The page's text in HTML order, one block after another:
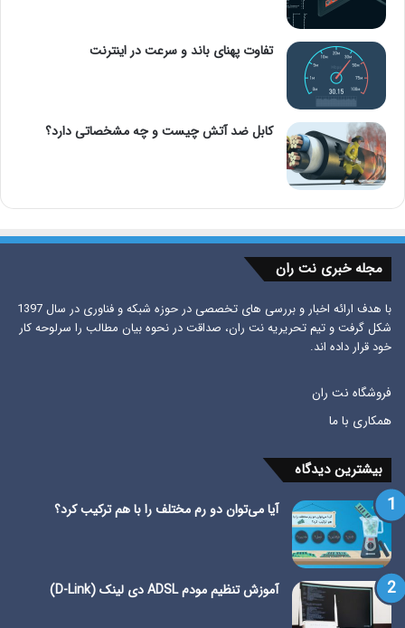
تفاوت پهنای باند و سرعت در اینترنت
کابل ضد آتش چیست و چه مشخصاتی دارد؟
مجله خبری نت ران
با هدف ارائه اخبار و بررسی های تخصصی در حوزه شبکه و فناوری در سال 1397
شکل گرفت و تیم تحریریه نت ران، صداقت در نحوه بیان مطالب را سرلوحه کار
خود قرار داده اند.
فروشگاه نت ران
همکاری با ما
بیشترین دیدگاه
آیا می‌توان دو رم مختلف را با هم ترکیب کرد؟
آموزش تنظیم مودم ADSL دی لینک (D-Link)